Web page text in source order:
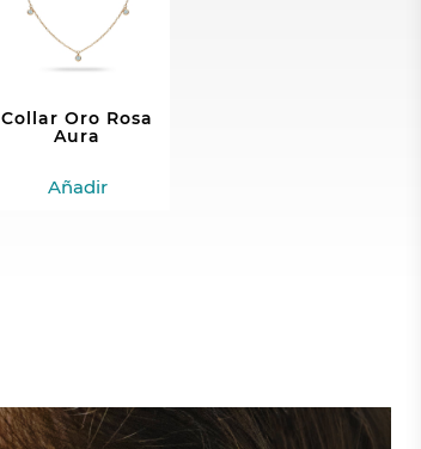
Collar Oro Rosa
Aura
Añadir